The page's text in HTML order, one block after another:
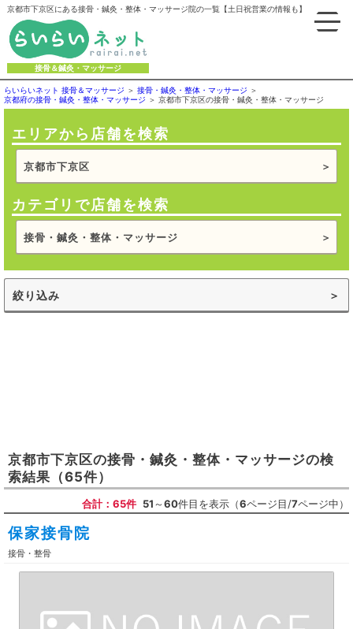
京都市下京区にある接骨・鍼灸・整体・マッサージ院の一覧【土日祝営業の情報も】
接骨＆鍼灸・マッサージ
らいらいネット 接骨＆マッサージ
接骨・鍼灸・整体・マッサージ
京都府の接骨・鍼灸・整体・マッサージ
京都市下京区の接骨・鍼灸・整体・マッサージ
エリアから店舗を検索
京都市下京区
カテゴリで店舗を検索
接骨・鍼灸・整体・マッサージ
絞り込み
京都市下京区の接骨・鍼灸・整体・マッサージの検
索結果 （65件）
合計：65件 51～60件目を表示（6ページ目/7ページ中）
保家接骨院
接骨・整骨